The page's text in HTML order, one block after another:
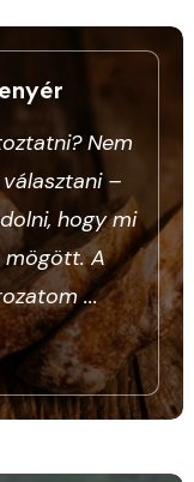
Nem
–
hogy mi
mögött. A
...